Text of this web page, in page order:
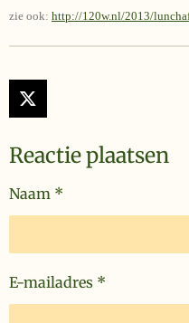
zie ook: http://120w.nl/2013/
X
Reactie plaatsen
Naam *
E-mailadres *